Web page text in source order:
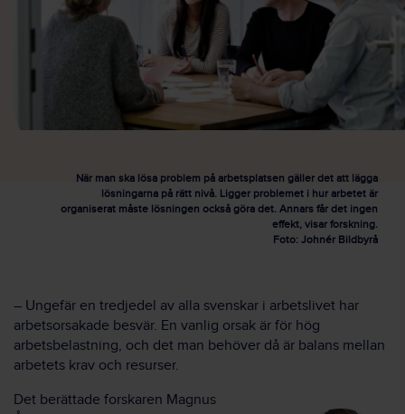
När man ska lösa problem på arbetsplatsen gäller det att lägga
lösningarna på rätt nivå. Ligger problemet i hur arbetet är
organiserat måste lösningen också göra det. Annars får det ingen
effekt, visar forskning.
Foto: Johnér Bildbyrå
– Ungefär en tredjedel av alla svenskar i arbetslivet har
arbetsorsakade besvär. En vanlig orsak är för hög
arbetsbelastning, och det man behöver då är balans mellan
arbetets krav och resurser.
Det berättade forskaren Magnus